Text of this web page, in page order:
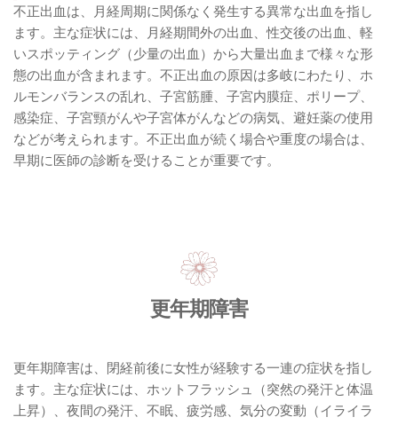
不正出血は、月経周期に関係なく発生する異常な出血を指し
ます。主な症状には、月経期間外の出血、性交後の出血、軽
いスポッティング（少量の出血）から大量出血まで様々な形
態の出血が含まれます。不正出血の原因は多岐にわたり、ホ
ルモンバランスの乱れ、子宮筋腫、子宮内膜症、ポリープ、
感染症、子宮頸がんや子宮体がんなどの病気、避妊薬の使用
などが考えられます。不正出血が続く場合や重度の場合は、
早期に医師の診断を受けることが重要です。
更年期障害
更年期障害は、閉経前後に女性が経験する一連の症状を指し
ます。主な症状には、ホットフラッシュ（突然の発汗と体温
上昇）、夜間の発汗、不眠、疲労感、気分の変動（イライラ